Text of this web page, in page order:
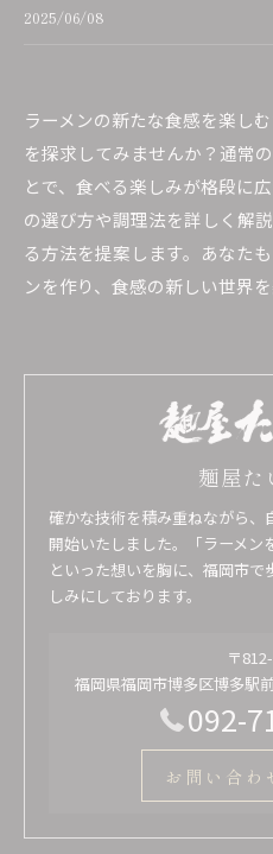
2025/06/08
ラーメンの新たな食感を楽し
を探求してみませんか？通常
とで、食べる楽しみが格段に
の選び方や調理法を詳しく解
る方法を提案します。あなた
ンを作り、食感の新しい世界
麺屋た
確かな技術を積み重ねながら、
開始いたしました。「ラーメン
といった想いを胸に、福岡市
しみにしております。
〒
福岡県福岡市博多区博多駅
092-
お問い合わ